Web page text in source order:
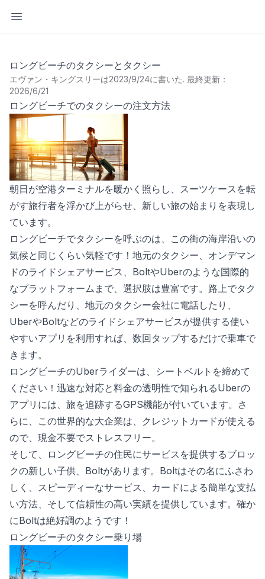
サイドバーを開く
ロングビーチのタクシーとタクシー
エヴァン・キングスリーは2023/9/24に書いた. 最終更新：
2026/6/21
ロングビーチでのタクシーの注文方法
朝日が空港ターミナルを暖かく照らし、スーツケースを転
がす旅行者を浮かび上がらせ、新しい旅の始まりを表現し
ています。
ロングビーチでタクシーを呼ぶのは、この街の海岸沿いの
気候と同じくらい気軽です！地元のタクシー、オンデマン
ドのライドシェアサービス、BoltやUberのような国際的
なプラットフォームまで、選択肢は豊富です。路上でタク
シーを呼んだり、地元のタクシー会社に電話したり、
UberやBoltなどのライドシェアサービスが提供する使い
やすいアプリを利用すれば、数回タップするだけで乗車で
きます。
ロングビーチのUberライダーは、シートベルトを締めて
ください！迅速な対応と料金の透明性で知られるUberの
アプリには、旅を追跡するGPS機能が付いています。さ
らに、この世界的な大企業は、クレジットカードが使える
ので、現金不要でストレスフリー。
そして、ロングビーチの住民にサービスを提供するブロッ
クの新しい子供、Boltがあります。Boltはその名にふさわ
しく、スピーディーなサービス、カードによる簡単な支払
い方法、そして信頼性の高い実績を提供しています。確か
にBoltは絶好調のようです！
ロングビーチのタクシー乗り場